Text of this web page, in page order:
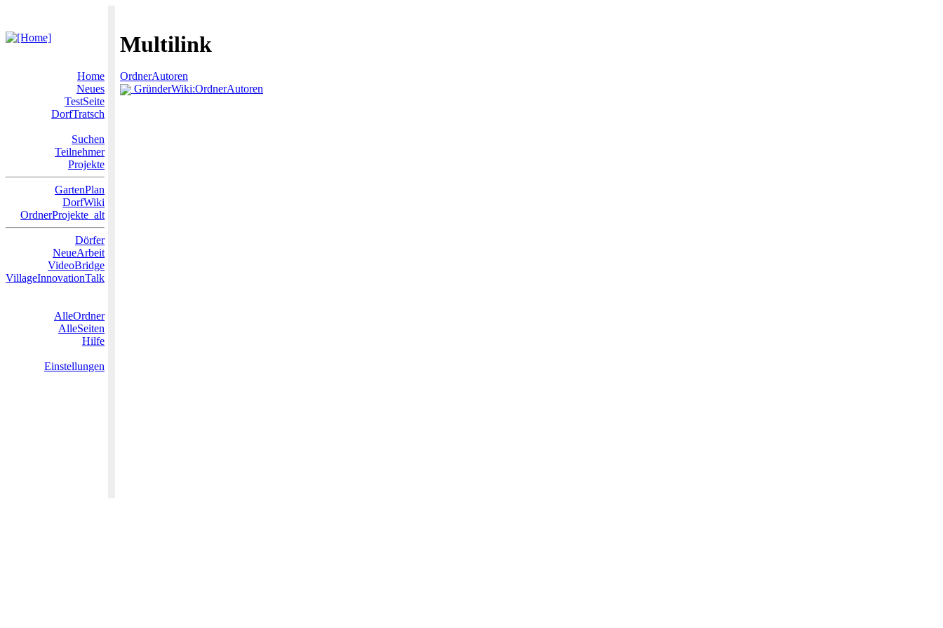
Multilink
Home
Neues
TestSeite
DorfTratsch
Suchen
Teilnehmer
Projekte
GartenPlan
DorfWiki
OrdnerProjekte_alt
Dörfer
NeueArbeit
VideoBridge
VillageInnovationTalk
AlleOrdner
AlleSeiten
Hilfe
Einstellungen
OrdnerAutoren
GründerWiki:OrdnerAutoren